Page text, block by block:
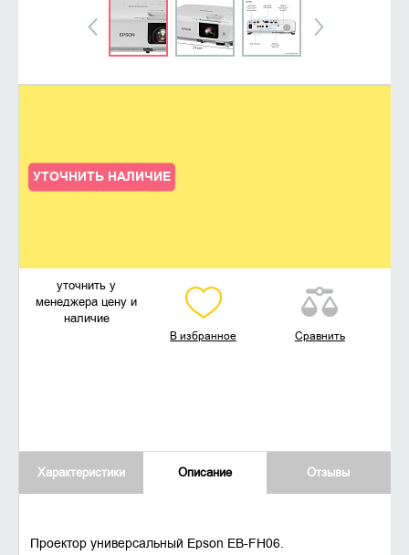
УТОЧНИТЬ НАЛИЧИЕ
уточнить у
менеджера цену и
наличие
В избранное Сравнить
Характеристики Описание Отзывы
Проектор универсальный Epson EB-FH06.